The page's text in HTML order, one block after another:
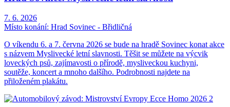
7. 6. 2026
Místo konání: Hrad Sovinec - Břidličná
O víkendu 6. a 7. června 2026 se bude na hradě Sovinec konat akce
s názvem Myslivecké letní slavnosti. Těšit se můžete na výcvik
loveckých psů, zajímavosti o přírodě, mysliveckou kuchyni,
soutěže, koncert a mnoho dalšího. Podrobnosti najdete na
přiloženém plakátu.